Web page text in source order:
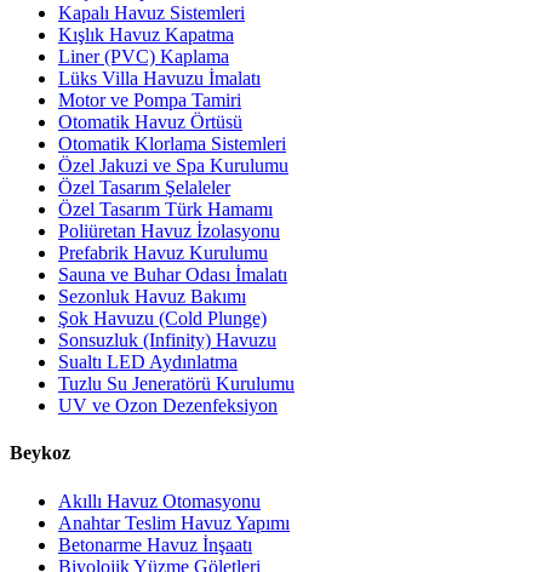
Kapalı Havuz Sistemleri
Kışlık Havuz Kapatma
Liner (PVC) Kaplama
Lüks Villa Havuzu İmalatı
Motor ve Pompa Tamiri
Otomatik Havuz Örtüsü
Otomatik Klorlama Sistemleri
Özel Jakuzi ve Spa Kurulumu
Özel Tasarım Şelaleler
Özel Tasarım Türk Hamamı
Poliüretan Havuz İzolasyonu
Prefabrik Havuz Kurulumu
Sauna ve Buhar Odası İmalatı
Sezonluk Havuz Bakımı
Şok Havuzu (Cold Plunge)
Sonsuzluk (Infinity) Havuzu
Sualtı LED Aydınlatma
Tuzlu Su Jeneratörü Kurulumu
UV ve Ozon Dezenfeksiyon
Beykoz
Akıllı Havuz Otomasyonu
Anahtar Teslim Havuz Yapımı
Betonarme Havuz İnşaatı
Biyolojik Yüzme Göletleri